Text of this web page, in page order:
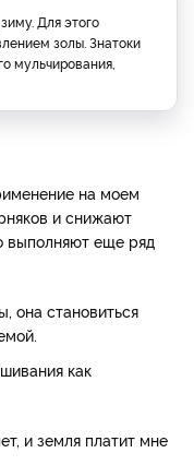
Для этого
золы. Знатоки
мульчирования,
на моем
и снижают
выполняют еще ряд
она становиться
как
и земля платит мне